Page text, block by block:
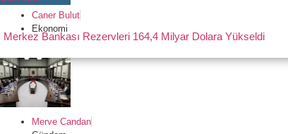
Caner Bulut
Ekonomi
Merkez Bankası Rezervleri 164,4 Milyar Dolara Yükseldi
Merve Candan